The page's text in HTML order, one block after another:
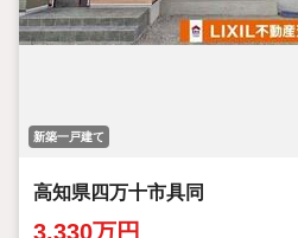
新築一戸建て
高知県四万十市具同
3,330万円